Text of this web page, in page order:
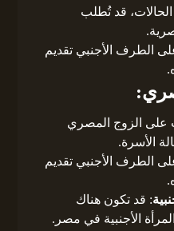
قد تُطلب
الطرف الأجنبي تقديم
على الزوج المصري
الأسرة.
الطرف الأجنبي تقديم
: قد تكون هناك
الأجنبية في مصر.